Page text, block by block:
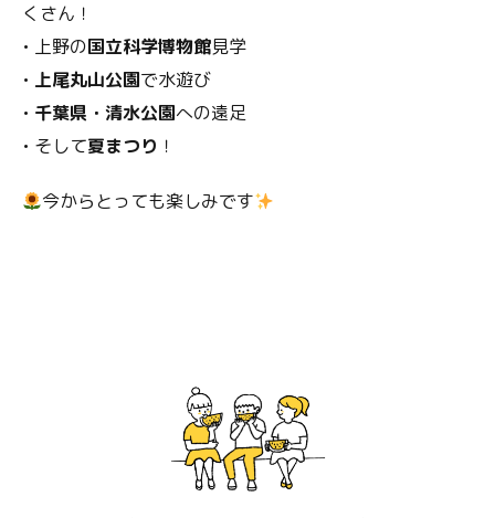
くさん！
• 上野の国立科学博物館見学
• 上尾丸山公園で水遊び
• 千葉県・清水公園への遠足
• そして夏まつり ！
今からとっても楽しみです